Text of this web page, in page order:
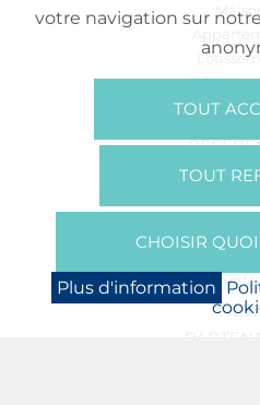
SUR
votre navigation sur
TOUT
TOUT
CHOISIR
Plus d'information